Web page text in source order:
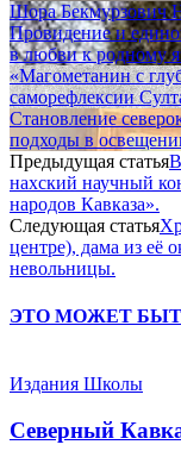
Шора Бекмурзович
Провидение и
в любви к родному
«Магометанин с
саморефлексии
Становление
подходы в
Предыдущая статья
нахский научный
народов Кавказа».
Следующая статья
центре), дама из её
невольницы.
ЭТО МОЖЕТ
Издания Школы
Северный